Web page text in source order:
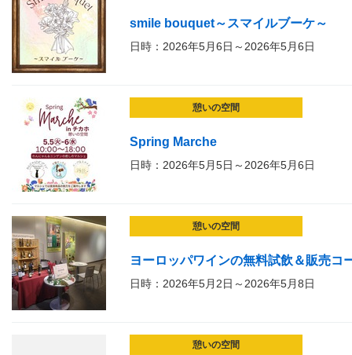
smile bouquet～スマイルブーケ～
日時：2026年5月6日～2026年5月6日
憩いの空間
Spring Marche
日時：2026年5月5日～2026年5月6日
憩いの空間
ヨーロッパワインの無料試飲＆販売コ
日時：2026年5月2日～2026年5月8日
憩いの空間